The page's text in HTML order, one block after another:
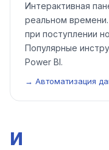
Интерактивная
реальном
при поступлении
Популярные
Power BI.
→ Автоматизация
И